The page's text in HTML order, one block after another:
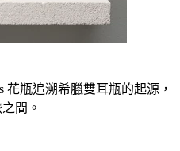
花瓶追溯希臘雙耳瓶的起源，
間。